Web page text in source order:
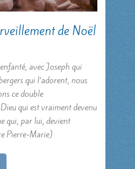
de Noël
avec Joseph qui
qui l’adorent, nous
ce double
qui est vraiment devenu
qui, par lui, devient
Pierre-Marie)